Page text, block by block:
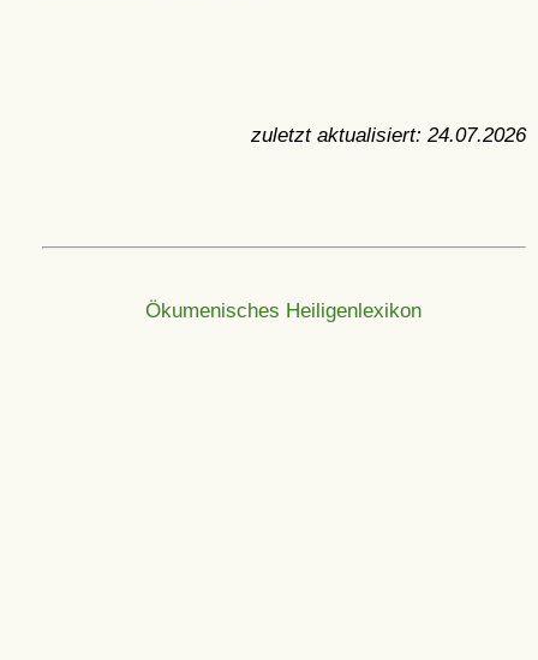
zuletzt aktualisiert: 24.07.2026
Ökumenisches Heiligenlexikon